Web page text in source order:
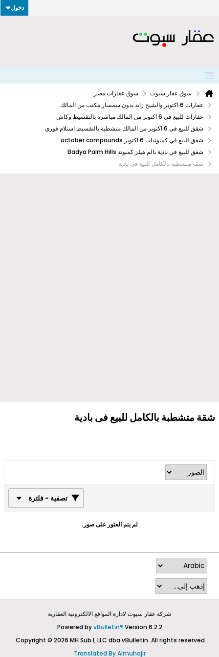
دخول
سوق عقار سبوت
سوق عقارات مصر
عقارات 6 اكتوبر والشيخ زايد بدون سمسار مكتب من المالك
عقارات للبيع في 6 اكنوبر من المالك مباشرة بالتقسيط وكاش
شقق للبيع في 6 اكتوبر من المالك متشطبة بالتقسيط استلام فوري
شقق للبيع في كمبوندات 6 اكتوبر october compounds
شقق للبيع في بادية بالم هيلز كمبوند Badya Palm Hills
شقة متشطبة بالكامل للبيع فى بادية
شقة متشطبة بالكامل للبيع فى بادية
تصفية - فلترة
لم يتم العثور على صور.
شركة عقار سبوت لادارة المواقع الالكترونية العقارية
Powered byvBulletin® Version 6.2.2
Copyright © 2026 MH Sub I, LLC dba vBulletin. All rights reserved.
Translated By Almuhajir